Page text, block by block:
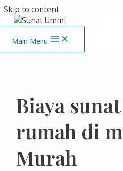
Skip to content
Main Menu
Biaya
rumah di
Murah